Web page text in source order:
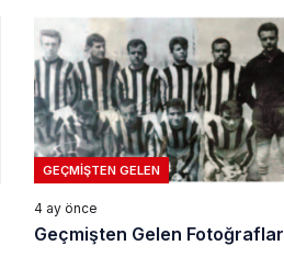
GEÇMIŞTEN GELEN
4 ay önce
Geçmişten Gelen Fotoğraflar